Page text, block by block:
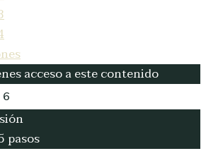
acceso a este contenido
6
pasos